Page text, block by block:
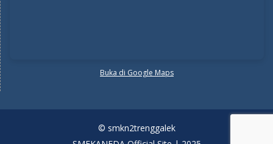
Buka di Google Maps
© smkn2trenggalek